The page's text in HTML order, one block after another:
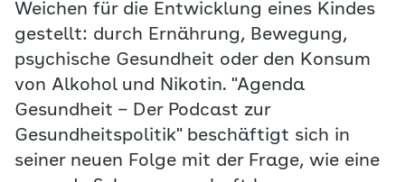
Weichen für die Entwicklung eines Kindes
gestellt: durch Ernährung, Bewegung,
psychische Gesundheit oder den Konsum
von Alkohol und Nikotin. "Agenda
Gesundheit – Der Podcast zur
Gesundheitspolitik" beschäftigt sich in
seiner neuen Folge mit der Frage, wie eine